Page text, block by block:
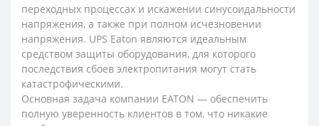
переходных процессах и искажении синусоидальности
напряжения, а также при полном исчезновении
напряжения. UPS Eaton являются идеальным
средством защиты оборудования, для которого
последствия сбоев электропитания могут стать
катастрофическими.
Основная задача компании EATON — обеспечить
полную уверенность клиентов в том, что никакие